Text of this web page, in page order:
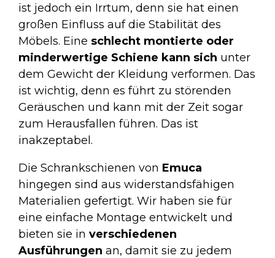
ist jedoch ein Irrtum, denn sie hat einen
großen Einfluss auf die Stabilität des
Möbels. Eine schlecht montierte oder
minderwertige Schiene kann sich unter
dem Gewicht der Kleidung verformen. Das
ist wichtig, denn es führt zu störenden
Geräuschen und kann mit der Zeit sogar
zum Herausfallen führen. Das ist
inakzeptabel.
Die Schrankschienen von Emuca
hingegen sind aus widerstandsfähigen
Materialien gefertigt. Wir haben sie für
eine einfache Montage entwickelt und
bieten sie in verschiedenen
Ausführungen an, damit sie zu jedem